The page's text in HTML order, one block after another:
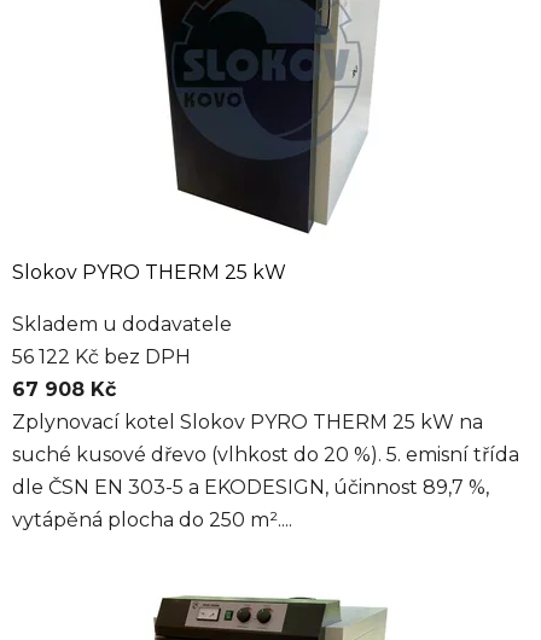
Slokov PYRO THERM 25 kW
Skladem u dodavatele
56 122 Kč bez DPH
67 908 Kč
Zplynovací kotel Slokov PYRO THERM 25 kW na
suché kusové dřevo (vlhkost do 20 %). 5. emisní třída
dle ČSN EN 303-5 a EKODESIGN, účinnost 89,7 %,
vytápěná plocha do 250 m²....